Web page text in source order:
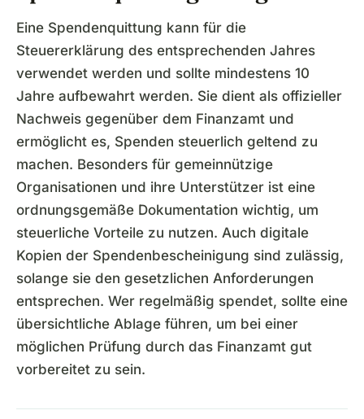
Eine Spendenquittung kann für die
Steuererklärung des entsprechenden Jahres
verwendet werden und sollte mindestens 10
Jahre aufbewahrt werden. Sie dient als offizieller
Nachweis gegenüber dem Finanzamt und
ermöglicht es, Spenden steuerlich geltend zu
machen. Besonders für gemeinnützige
Organisationen und ihre Unterstützer ist eine
ordnungsgemäße Dokumentation wichtig, um
steuerliche Vorteile zu nutzen. Auch digitale
Kopien der Spendenbescheinigung sind zulässig,
solange sie den gesetzlichen Anforderungen
entsprechen. Wer regelmäßig spendet, sollte eine
übersichtliche Ablage führen, um bei einer
möglichen Prüfung durch das Finanzamt gut
vorbereitet zu sein.